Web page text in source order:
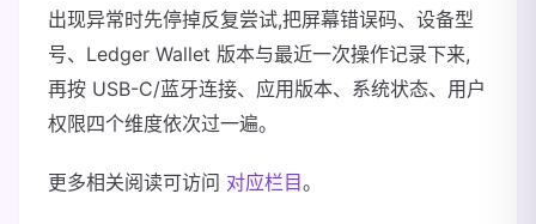
出现异常时先停掉反复尝试,把屏幕错误码、设备型
号、Ledger Wallet 版本与最近一次操作记录下来,
再按 USB-C/蓝牙连接、应用版本、系统状态、用户
权限四个维度依次过一遍。
更多相关阅读可访问 对应栏目。